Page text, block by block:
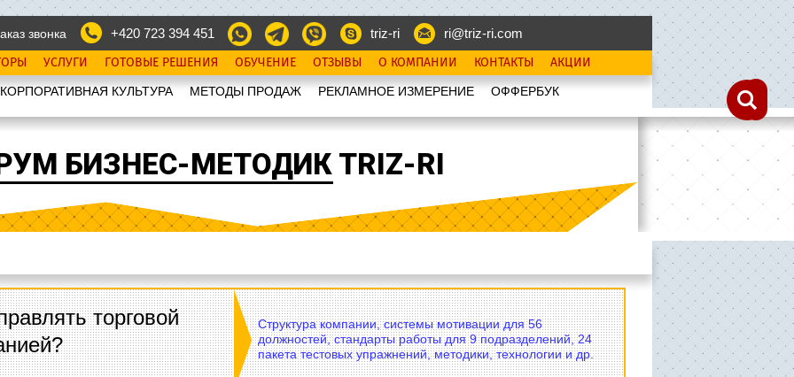
звонка +420 723 394 451 triz-ri ri@triz-ri.com
УСЛУГИ ГОТОВЫЕ РЕШЕНИЯ ОБУЧЕНИЕ ОТЗЫВЫ О КОМПАНИИ КОНТАКТЫ АКЦИИ
КОРПОРАТИВНАЯ КУЛЬТУРА МЕТОДЫ ПРОДАЖ РЕКЛАМНОЕ ИЗМЕРЕНИЕ OФФЕРБУК
БИЗНЕС-МЕТОДИК TRIZ-RI
торговой
Структура компании, системы мотивации для 56
должностей, стандарты работы для 9 подразделений, 24
пакета тестовых упражнений, методики, технологии и др.